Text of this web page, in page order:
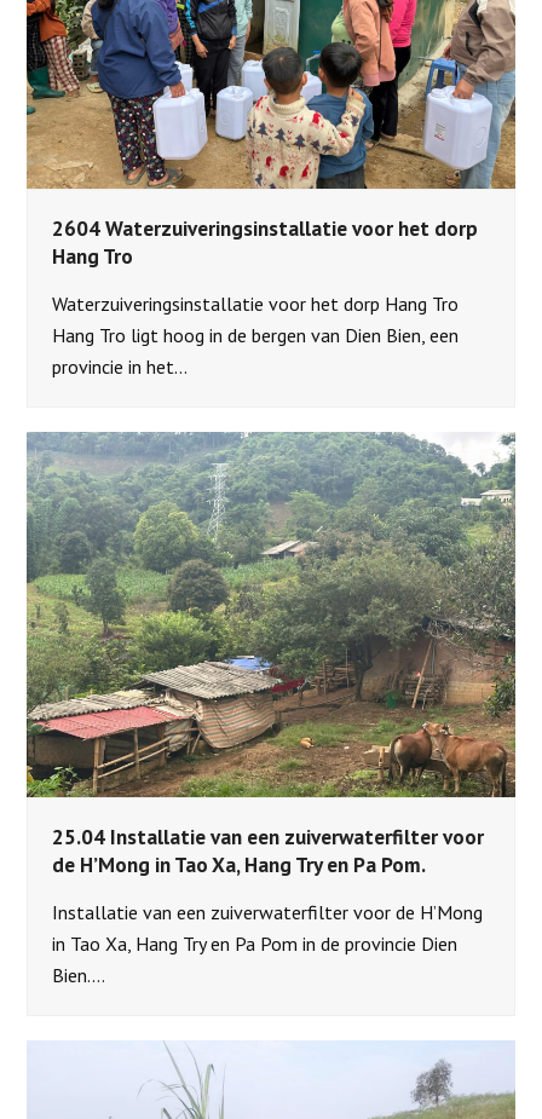
2604 Waterzuiveringsinstallatie voor het dorp
Hang Tro
Waterzuiveringsinstallatie voor het dorp Hang Tro
Hang Tro ligt hoog in de bergen van Dien Bien, een
provincie in het…
25.04 Installatie van een zuiverwaterfilter voor
de H’Mong in Tao Xa, Hang Try en Pa Pom.
Installatie van een zuiverwaterfilter voor de H’Mong
in Tao Xa, Hang Try en Pa Pom in de provincie Dien
Bien.…